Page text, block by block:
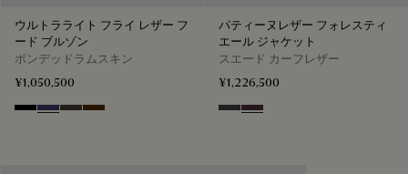
ウルトラライト フライ レザー フ
ード ブルゾン
ボンデッドラムスキン
¥1,050,500
NoirMarineBrown Taupe
Chocolate Brown
パティーヌレザー フォレスティ
エール ジャケット
スエード カーフレザー
¥1,226,500
Warm Purple Grey
Purple Grape